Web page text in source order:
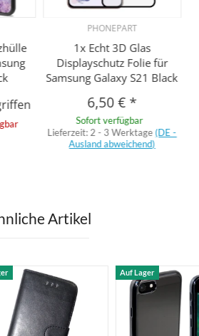
PHONEPART
1x Echt 3D Glas
Displayschutz Folie für
Samsung Galaxy S21 Black
6,50 € *
Sofort verfügbar
Lieferzeit: 2 - 3 Werktage (DE -
Ausland abweichend)
Artikel
Auf Lager